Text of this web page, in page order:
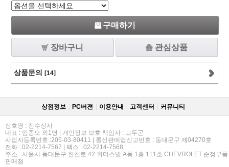
구매하기
장바구니 관심상품
상품문의 [14]
상점정보 PC버젼 이용안내 고객센터 커뮤니티
상호명 : 진수상사
대표 : 임종오 외1명 | 개인정보 보호 책임자 : 고두곤
사업자등록번호 :205-03-80411 | 통신판매업신고번호 : 동대문구 제04270호
전화 : 02-2214-7567 | 팩스 : 02-2214-7568
주소 : 서울시 동대문구 한천로 42 위더스빌 A동 1층 111호 CHEVROLET 순정부품
판매점